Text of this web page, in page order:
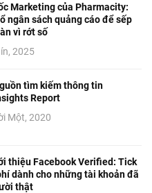
Marketing của Pharmacity:
ngân sách quảng cáo để sếp
vì rớt số
2025
tìm kiếm thông tin
Report
Một, 2020
thiệu Facebook Verified: Tick
dành cho những tài khoản đã
thật